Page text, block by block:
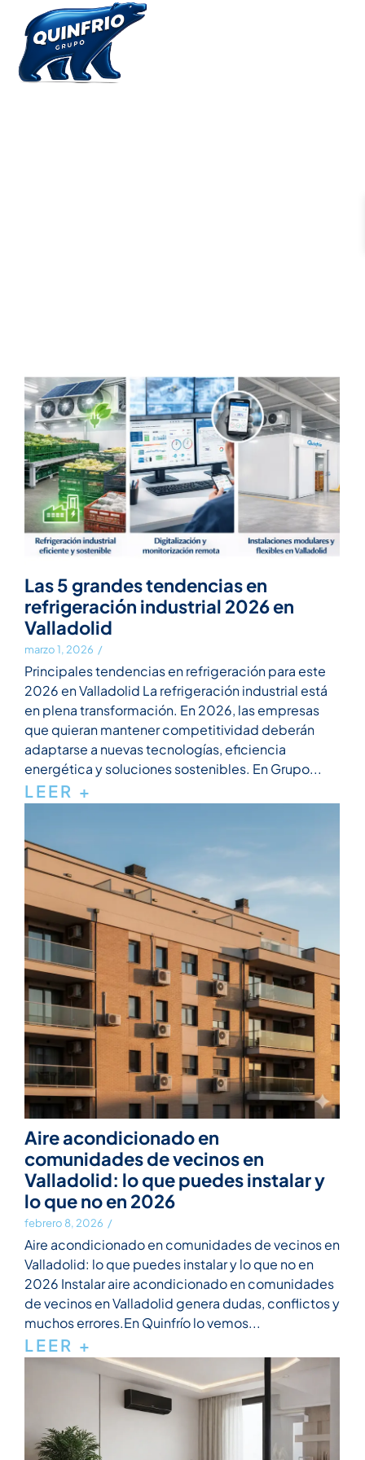
Las 5 grandes tendencias en
refrigeración industrial 2026 en
Valladolid
marzo 1, 2026 /
Principales tendencias en refrigeración para este
2026 en Valladolid La refrigeración industrial está
en plena transformación. En 2026, las empresas
que quieran mantener competitividad deberán
adaptarse a nuevas tecnologías, eficiencia
energética y soluciones sostenibles. En Grupo...
LEER +
Aire acondicionado en
comunidades de vecinos en
Valladolid: lo que puedes instalar y
lo que no en 2026
febrero 8, 2026 /
Aire acondicionado en comunidades de vecinos en
Valladolid: lo que puedes instalar y lo que no en
2026 Instalar aire acondicionado en comunidades
de vecinos en Valladolid genera dudas, conflictos y
muchos errores.En Quinfrío lo vemos...
LEER +